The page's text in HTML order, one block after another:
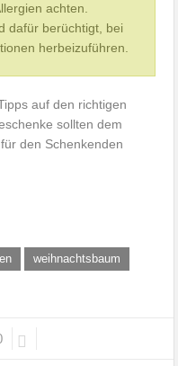
achten.
dafür berüchtigt, bei
herbeizuführen.
auf den richtigen
sollten dem
den Schenkenden
weihnachtsbaum